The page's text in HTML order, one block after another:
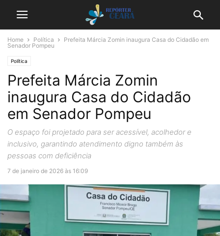
Home Política
Prefeita Márcia Zomin inaugura Casa do Cidadão em
Senador Pompeu
Política
Prefeita Márcia Zomin
inaugura Casa do Cidadão
em Senador Pompeu
O espaço foi projetado para ser acessível, acolhedor e
inclusivo, garantindo atendimento digno também às
pessoas com deficiência
7 de janeiro de 2026 às 16:09